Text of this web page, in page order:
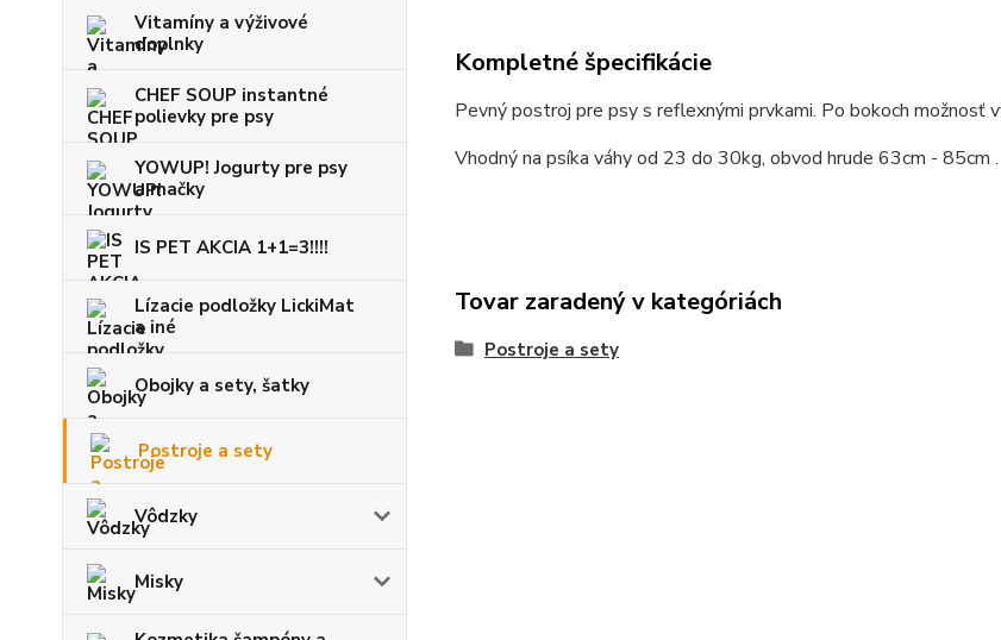
Vitamíny a výživové
doplnky
CHEF SOUP instantné
polievky pre psy
YOWUP! Jogurty pre psy
a mačky
IS PET AKCIA 1+1=3!!!!
Lízacie podložky LickiMat
a iné
Obojky a sety, šatky
Postroje a sety
Vôdzky
Misky
Kompletné špecifikácie
Pevný postroj pre psy s reflexnými prvkami. Po bokoch možnosť
Vhodný na psíka váhy od 23 do 30kg, obvod hrude 63cm - 85cm .
Tovar zaradený v kategóriách
Postroje a sety